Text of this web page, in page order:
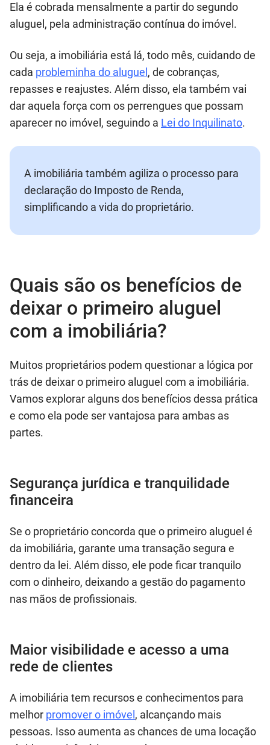
Ela é cobrada mensalmente a partir do segundo
aluguel, pela administração contínua do imóvel.
Ou seja, a imobiliária está lá, todo mês, cuidando de
cada probleminha do aluguel , de cobranças,
repasses e reajustes. Além disso, ela também vai
dar aquela força com os perrengues que possam
aparecer no imóvel, seguindo a Lei do Inquilinato.
A imobiliária também agiliza o processo para
declaração do Imposto de Renda,
simplificando a vida do proprietário.
Quais são os benefícios de
deixar o primeiro aluguel
com a imobiliária?
Muitos proprietários podem questionar a lógica por
trás de deixar o primeiro aluguel com a imobiliária.
Vamos explorar alguns dos benefícios dessa prática
e como ela pode ser vantajosa para ambas as
partes.
Segurança jurídica e tranquilidade
financeira
Se o proprietário concorda que o primeiro aluguel é
da imobiliária, garante uma transação segura e
dentro da lei. Além disso, ele pode ficar tranquilo
com o dinheiro, deixando a gestão do pagamento
nas mãos de profissionais.
Maior visibilidade e acesso a uma
rede de clientes
A imobiliária tem recursos e conhecimentos para
melhor promover o imóvel , alcançando mais
pessoas. Isso aumenta as chances de uma locação